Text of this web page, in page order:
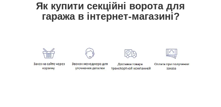
Як купити секційні ворота для
гаража в інтернет-магазині?